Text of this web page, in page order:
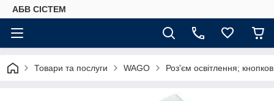
АБВ СІСТЕМ
Товари та послуги WAGO Роз'єм освітлення;